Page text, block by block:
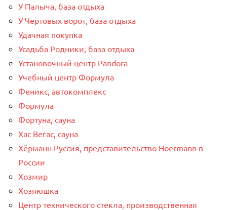
У Палыча, база отдыха
У Чертовых ворот, база отдыха
Удачная покупка
Усадьба Родники, база отдыха
Установочный центр Pandora
Учебный центр Формула
Феникс, автокомплекс
Формула
Фортуна, сауна
Хас Вегас, сауна
Хёрманн Руссия, представительство Hoermann в
России
Хозмир
Хозяюшка
Центр технического стекла, производственная